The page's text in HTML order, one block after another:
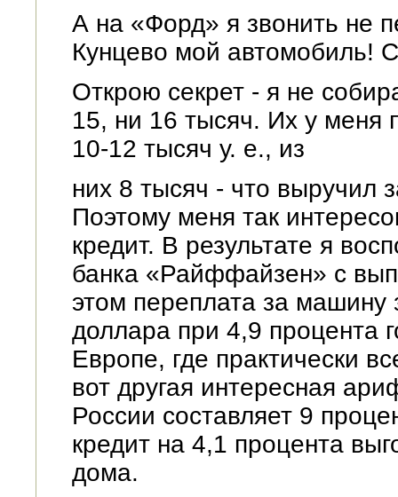
А на «Форд» я звонить не
Кунцево мой автомобиль!
Открою секрет - я не
15, ни 16 тысяч. Их у меня
10-12 тысяч у. е., из
них 8 тысяч - что выручил
Поэтому меня так
кредит. В результате я
банка «Райффайзен» с
этом переплата за машину
доллара при 4,9 процента
Европе, где практически
вот другая интересная
России составляет 9
кредит на 4,1 процента
дома.